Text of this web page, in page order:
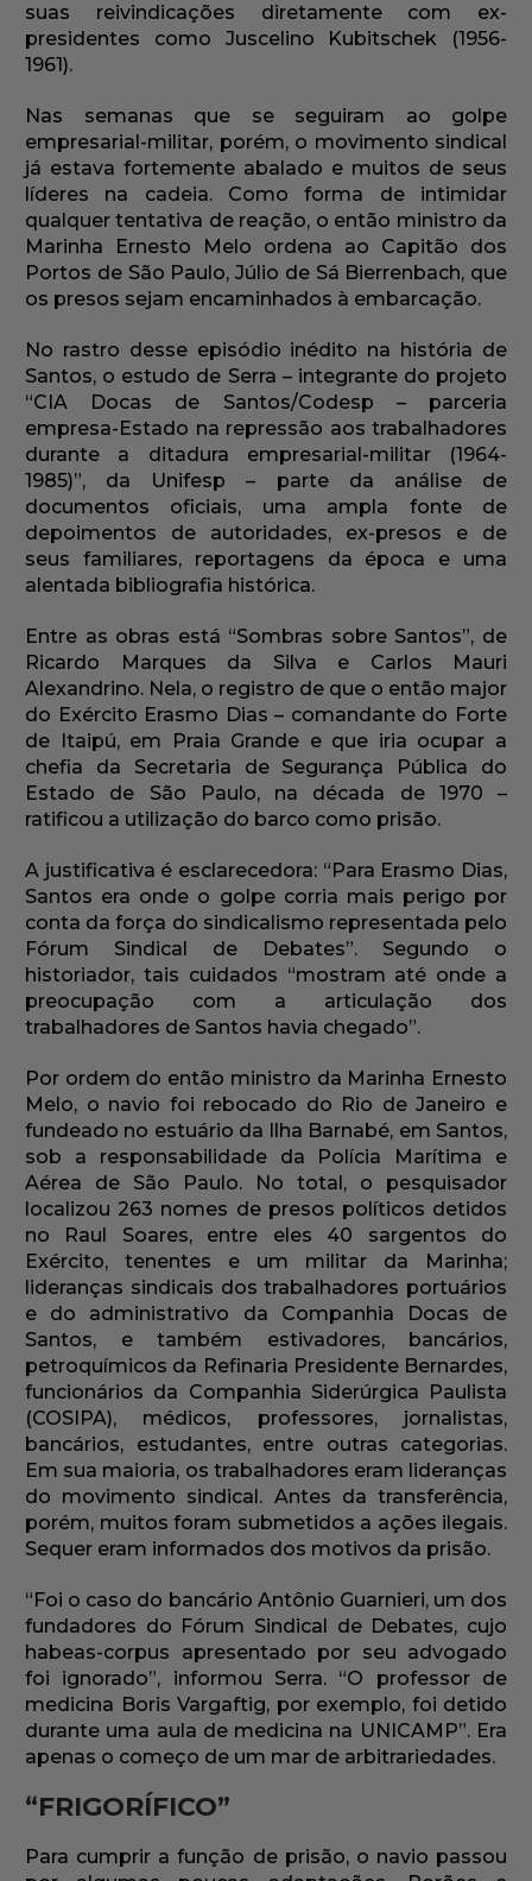
suas reivindicações diretamente com ex-
presidentes como Juscelino Kubitschek (1956-
1961).
Nas semanas que se seguiram ao golpe
empresarial-militar, porém, o movimento sindical
já estava fortemente abalado e muitos de seus
líderes na cadeia. Como forma de intimidar
qualquer tentativa de reação, o então ministro da
Marinha Ernesto Melo ordena ao Capitão dos
Portos de São Paulo, Júlio de Sá Bierrenbach, que
os presos sejam encaminhados à embarcação.
No rastro desse episódio inédito na história de
Santos, o estudo de Serra – integrante do projeto
“CIA Docas de Santos/Codesp – parceria
empresa-Estado na repressão aos trabalhadores
durante a ditadura empresarial-militar (1964-
1985)”, da Unifesp – parte da análise de
documentos oficiais, uma ampla fonte de
depoimentos de autoridades, ex-presos e de
seus familiares, reportagens da época e uma
alentada bibliografia histórica.
Entre as obras está “Sombras sobre Santos”, de
Ricardo Marques da Silva e Carlos Mauri
Alexandrino. Nela, o registro de que o então major
do Exército Erasmo Dias – comandante do Forte
de Itaipú, em Praia Grande e que iria ocupar a
chefia da Secretaria de Segurança Pública do
Estado de São Paulo, na década de 1970 –
ratificou a utilização do barco como prisão.
A justificativa é esclarecedora: “Para Erasmo Dias,
Santos era onde o golpe corria mais perigo por
conta da força do sindicalismo representada pelo
Fórum Sindical de Debates”. Segundo o
historiador, tais cuidados “mostram até onde a
preocupação com a articulação dos
trabalhadores de Santos havia chegado”.
Por ordem do então ministro da Marinha Ernesto
Melo, o navio foi rebocado do Rio de Janeiro e
fundeado no estuário da Ilha Barnabé, em Santos,
sob a responsabilidade da Polícia Marítima e
Aérea de São Paulo. No total, o pesquisador
localizou 263 nomes de presos políticos detidos
no Raul Soares, entre eles 40 sargentos do
Exército, tenentes e um militar da Marinha;
lideranças sindicais dos trabalhadores portuários
e do administrativo da Companhia Docas de
Santos, e também estivadores, bancários,
petroquímicos da Refinaria Presidente Bernardes,
funcionários da Companhia Siderúrgica Paulista
(COSIPA), médicos, professores, jornalistas,
bancários, estudantes, entre outras categorias.
Em sua maioria, os trabalhadores eram lideranças
do movimento sindical. Antes da transferência,
porém, muitos foram submetidos a ações ilegais.
Sequer eram informados dos motivos da prisão.
“Foi o caso do bancário Antônio Guarnieri, um dos
fundadores do Fórum Sindical de Debates, cujo
habeas-corpus apresentado por seu advogado
foi ignorado”, informou Serra. “O professor de
medicina Boris Vargaftig, por exemplo, foi detido
durante uma aula de medicina na UNICAMP”. Era
apenas o começo de um mar de arbitrariedades.
“FRIGORÍFICO”
Para cumprir a função de prisão, o navio passou